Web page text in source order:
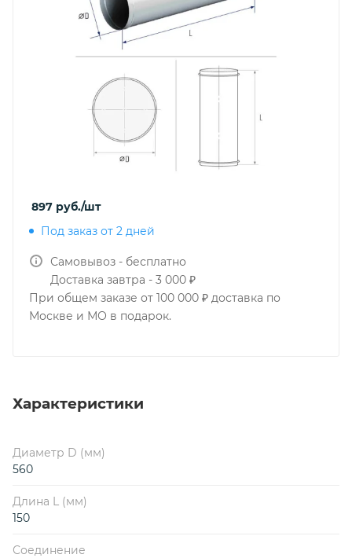
897 руб./шт
Под заказ от 2 дней
Самовывоз - бесплатно
Доставка завтра - 3 000 ₽
При общем заказе от 100 000 ₽ доставка по
Москве и МО в подарок.
Характеристики
Диаметр D (мм)
560
Длина L (мм)
150
Соединение